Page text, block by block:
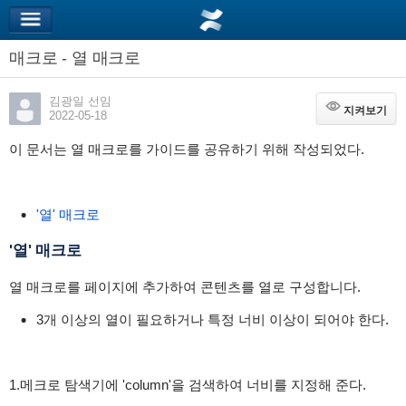
매크로 - 열 매크로
김광일 선임
2022-05-18
지켜보기
지켜보기
이 문서는 열 매크로를 가이드를 공유하기 위해 작성되었다.
'열' 매크로
'열' 매크로
열 매크로를 페이지에 추가하여 콘텐츠를 열로 구성합니다.
3개 이상의 열이 필요하거나 특정 너비 이상이 되어야 한다.
1.메크로 탐색기에 'column'을 검색하여 너비를 지정해 준다.